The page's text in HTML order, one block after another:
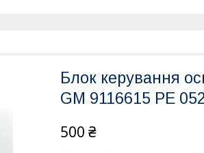
Блок керування
GM 9116615 PE
500 ₴